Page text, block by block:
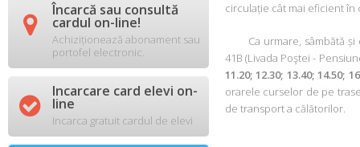
 Încarcă sau consultă
cardul on-line!
Achiziționează abonament sau
portofel electronic.
 Incarcare card elevi on-
line
Incarca gratuit cardul de elevi
circulație cât mai eficient
Ca urmare, sâmbătă și
41B (Livada Poştei -
11.20; 12.30; 13.40; 14.50;
orarele curselor de pe
de transport a călătorilor.